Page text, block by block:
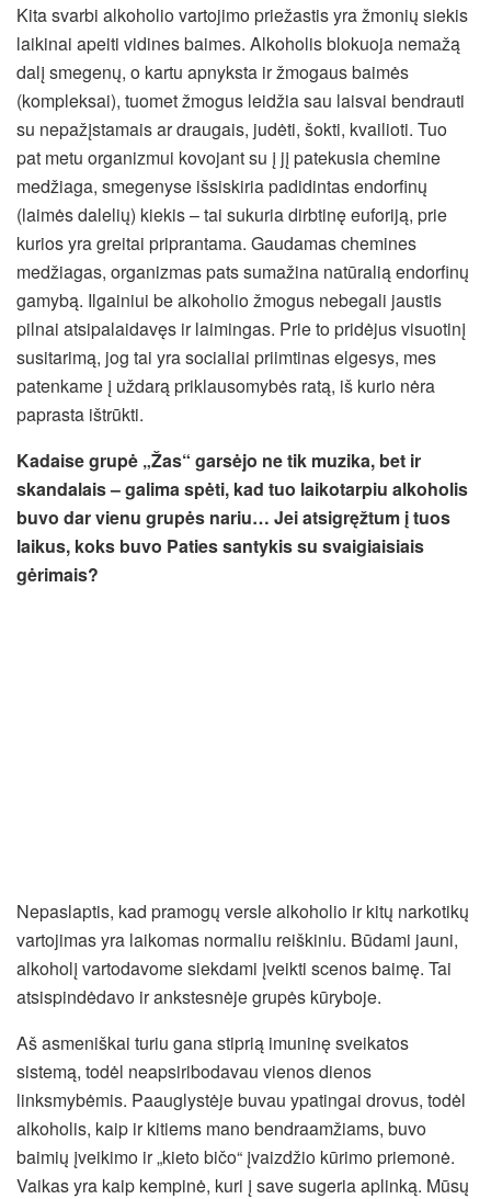
Kita svarbi alkoholio vartojimo priežastis yra žmonių siekis
laikinai apeiti vidines baimes. Alkoholis blokuoja nemažą
dalį smegenų, o kartu apnyksta ir žmogaus baimės
(kompleksai), tuomet žmogus leidžia sau laisvai bendrauti
su nepažįstamais ar draugais, judėti, šokti, kvailioti. Tuo
pat metu organizmui kovojant su į jį patekusia chemine
medžiaga, smegenyse išsiskiria padidintas endorfinų
(laimės dalelių) kiekis – tai sukuria dirbtinę euforiją, prie
kurios yra greitai priprantama. Gaudamas chemines
medžiagas, organizmas pats sumažina natūralią endorfinų
gamybą. Ilgainiui be alkoholio žmogus nebegali jaustis
pilnai atsipalaidavęs ir laimingas. Prie to pridėjus visuotinį
susitarimą, jog tai yra socialiai priimtinas elgesys, mes
patenkame į uždarą priklausomybės ratą, iš kurio nėra
paprasta ištrūkti.
Kadaise grupė „Žas“ garsėjo ne tik muzika, bet ir
skandalais – galima spėti, kad tuo laikotarpiu alkoholis
buvo dar vienu grupės nariu… Jei atsigręžtum į tuos
laikus, koks buvo Paties santykis su svaigiaisiais
gėrimais?
Nepaslaptis, kad pramogų versle alkoholio ir kitų narkotikų
vartojimas yra laikomas normaliu reiškiniu. Būdami jauni,
alkoholį vartodavome siekdami įveikti scenos baimę. Tai
atsispindėdavo ir ankstesnėje grupės kūryboje.
Aš asmeniškai turiu gana stiprią imuninę sveikatos
sistemą, todėl neapsiribodavau vienos dienos
linksmybėmis. Paauglystėje buvau ypatingai drovus, todėl
alkoholis, kaip ir kitiems mano bendraamžiams, buvo
baimių įveikimo ir „kieto bičo“ įvaizdžio kūrimo priemonė.
Vaikas yra kaip kempinė, kuri į save sugeria aplinką. Mūsų